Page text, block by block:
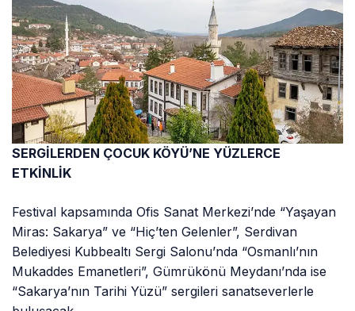
SERGİLERDEN ÇOCUK KÖYÜ’NE YÜZLERCE
ETKİNLİK
Festival kapsamında Ofis Sanat Merkezi’nde “Yaşayan
Miras: Sakarya” ve “Hiç’ten Gelenler”, Serdivan
Belediyesi Kubbealtı Sergi Salonu’nda “Osmanlı’nın
Mukaddes Emanetleri”, Gümrükönü Meydanı’nda ise
“Sakarya’nın Tarihi Yüzü” sergileri sanatseverlerle